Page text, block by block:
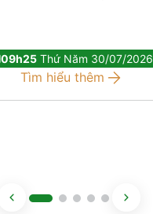
09h25 Thứ Năm 30/07/2026
Tìm hiểu thêm